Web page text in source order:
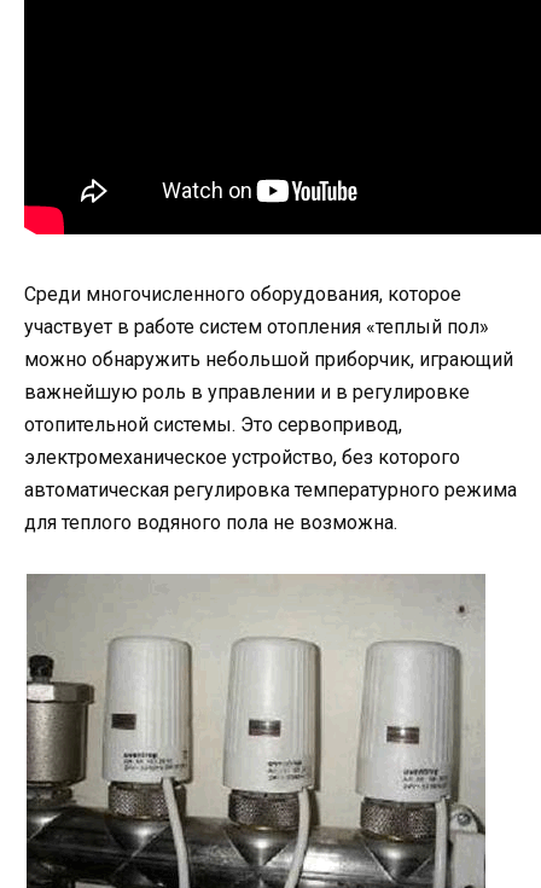
Среди многочисленного оборудования, которое
участвует в работе систем отопления «теплый пол»
можно обнаружить небольшой приборчик, играющий
важнейшую роль в управлении и в регулировке
отопительной системы. Это сервопривод,
электромеханическое устройство, без которого
автоматическая регулировка температурного режима
для теплого водяного пола не возможна.